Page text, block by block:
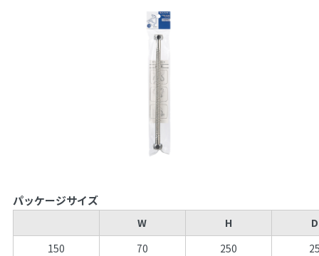
パッケージサイズ
W H
D
150
70 250